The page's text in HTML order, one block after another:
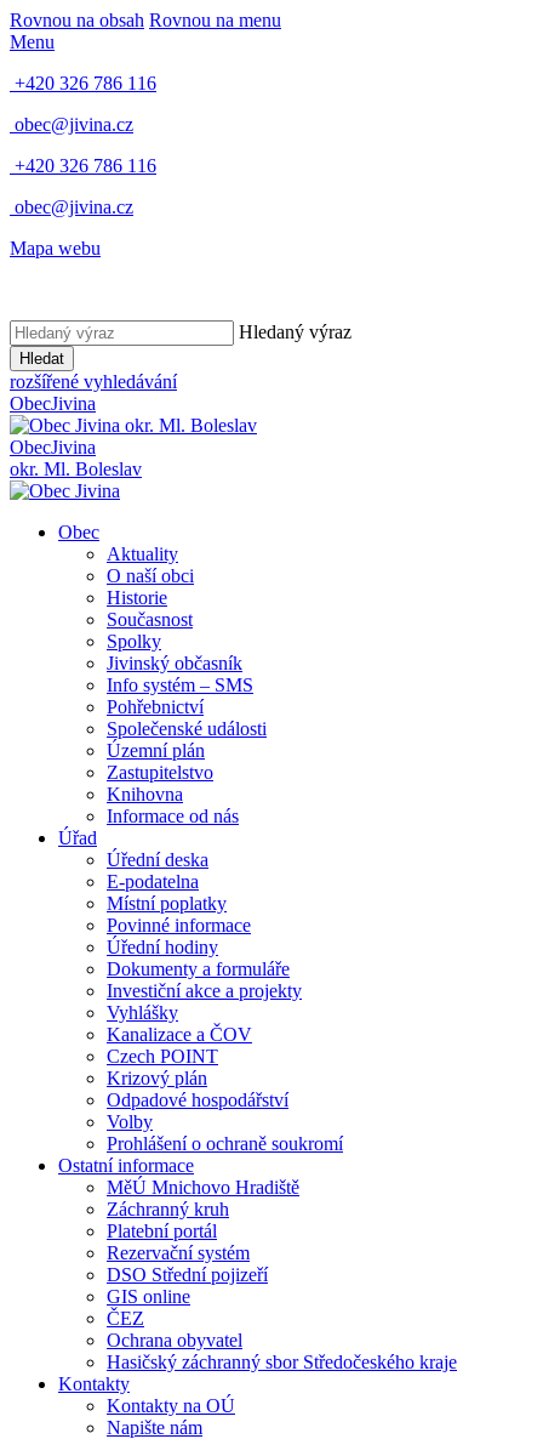
Rovnou na obsah Rovnou na menu
Menu
+420 326 786 116
obec@jivina.cz
+420 326 786 116
obec@jivina.cz
Mapa webu
Hledaný výraz
Hledat
rozšířené vyhledávání
ObecJivina
okr. Ml. Boleslav
ObecJivina
okr. Ml. Boleslav
Obec
Aktuality
O naší obci
Historie
Současnost
Spolky
Jivinský občasník
Info systém – SMS
Pohřebnictví
Společenské události
Územní plán
Zastupitelstvo
Knihovna
Informace od nás
Úřad
Úřední deska
E-podatelna
Místní poplatky
Povinné informace
Úřední hodiny
Dokumenty a formuláře
Investiční akce a projekty
Vyhlášky
Kanalizace a ČOV
Czech POINT
Krizový plán
Odpadové hospodářství
Volby
Prohlášení o ochraně soukromí
Ostatní informace
MěÚ Mnichovo Hradiště
Záchranný kruh
Platební portál
Rezervační systém
DSO Střední pojizeří
GIS online
ČEZ
Ochrana obyvatel
Hasičský záchranný sbor Středočeského kraje
Kontakty
Kontakty na OÚ
Napište nám